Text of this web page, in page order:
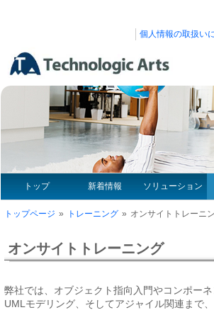
個人情報の取扱い
トップ 新着情報 ソリューション
トップページ » トレーニング » オンサイトトレーニ
オンサイトトレーニング
弊社では、オブジェクト指向入門やコンポー
UMLモデリング、そしてアジャイル関連まで